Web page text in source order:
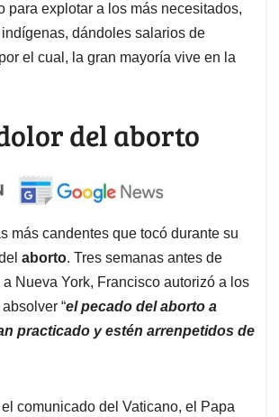
para explotar a los más necesitados,
dándoles salarios de
el cual, la gran mayoría vive en la
del aborto
más candentes que tocó durante su
aborto. Tres semanas antes de
a Nueva York, Francisco autorizó a los
“el pecado del aborto a
practicado y estén arrenpetidos de
comunicado del Vaticano, el Papa